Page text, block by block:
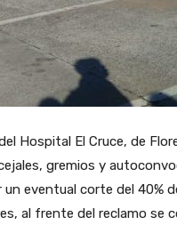
Hospital El Cruce, de
gremios y
eventual corte del 40%
al frente del reclamo se